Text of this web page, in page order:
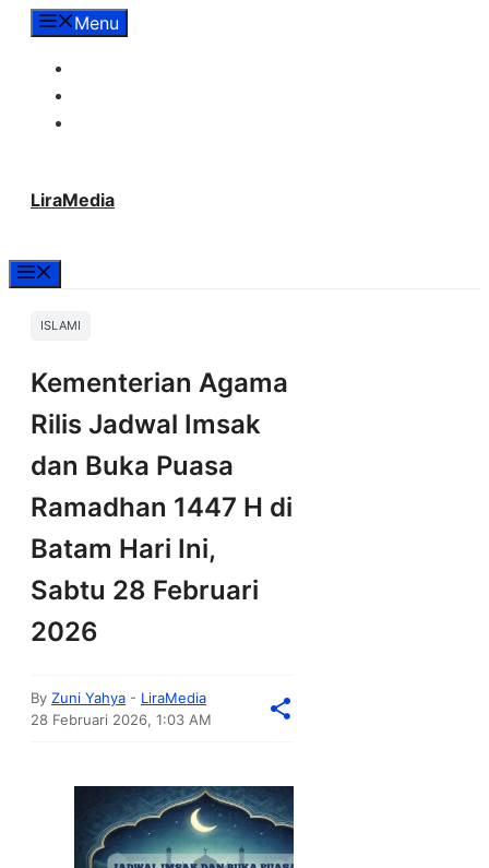
LangsungMenu
LiraMedia
ISLAMI
Kementerian Agama
Rilis Jadwal Imsak
dan Buka Puasa
Ramadhan 1447 H di
Batam Hari Ini,
Sabtu 28 Februari
2026
By Zuni Yahya - LiraMedia
28 Februari 2026, 1:03 AM